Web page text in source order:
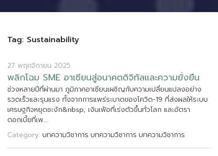
Tag: Sustainability
27 พฤศจิกายน 2025
พลกโฉม SME อาเซยนสอนาคตดจทลและความยงยน
ชวงหลายปทผานมา ภมภาคอาเซยนเผชญกบความเปลยนแปลงอยาง
รวดเรวและรนแรง ทงจากการแพรระบาดของโควด-19 ทสงผลใหระบบ
เศรษฐกจหยดชะงก&nbsp; เงนเฟอทเรงตวขนทวโลก และอตรา
ดอกเบยทเพ...
Category: บทความวิชาการ บทความวิชาการ บทความวิชาการ